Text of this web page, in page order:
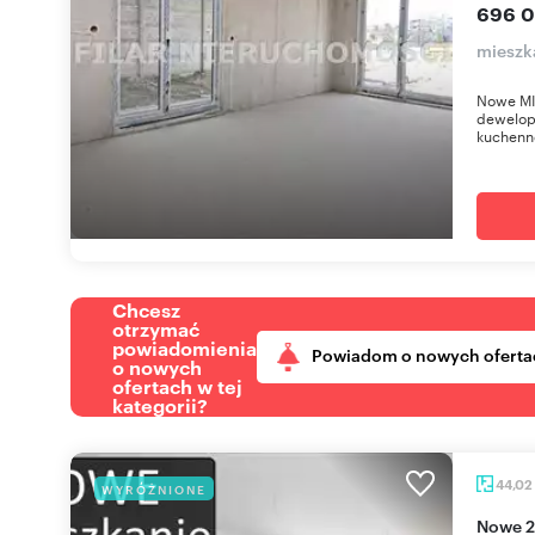
696
Nowe
Chcesz
otrzymać
powiadomienia
o nowych
ofertach w tej
kategorii?
Powiadom o nowych
WYRÓŻNIONE 44,02
Nowe 2-pokojowe mieszkanie z balkonem i windą